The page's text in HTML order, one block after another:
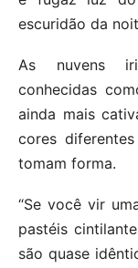
escuridão da
As nuvens
conhecidas
ainda mais
cores
tomam forma.
“Se você vir
pastéis
são quase